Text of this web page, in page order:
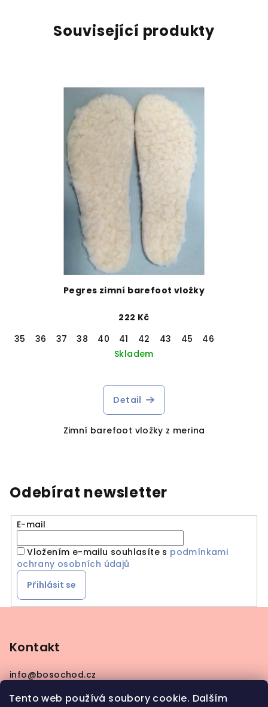
Tento web používá soubory cookie. Dalším
Související produkty
Pegres zimní barefoot vložky
222 Kč
35
36 37 38 40 41 42 43 45
46
Skladem
Detail
Zimní barefoot vložky z merina
Odebírat newsletter
E-mail
Vložením e-mailu souhlasíte s podmínkami
ochrany osobních údajů
Přihlásit se
t
Kontakt
info@bosochod.cz